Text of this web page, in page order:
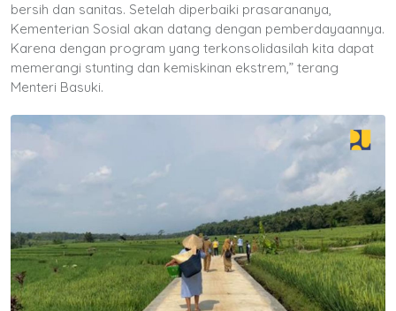
bersih dan sanitas. Setelah diperbaiki prasarananya,
Kementerian Sosial akan datang dengan pemberdayaannya.
Karena dengan program yang terkonsolidasilah kita dapat
memerangi stunting dan kemiskinan ekstrem,” terang
Menteri Basuki.